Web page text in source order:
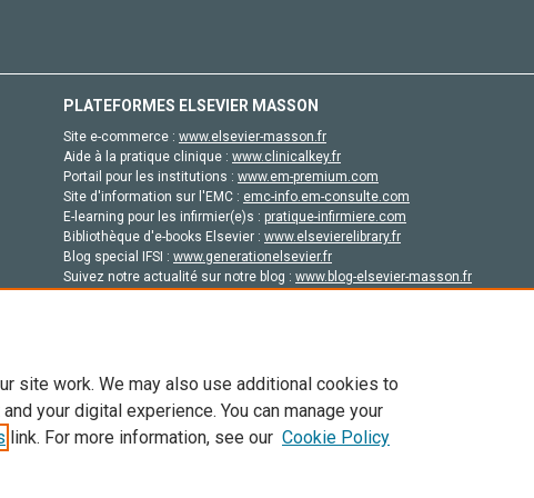
PLATEFORMES ELSEVIER MASSON
Site e-commerce : www.elsevier-masson.fr
Aide à la pratique clinique : www.clinicalkey.fr
Portail pour les institutions : www.em-premium.com
Site d'information sur l'EMC : emc-info.em-consulte.com
E-learning pour les infirmier(e)s : pratique-infirmiere.com
Bibliothèque d'e-books Elsevier : www.elsevierelibrary.fr
Blog special IFSI : www.generationelsevier.fr
Suivez notre actualité sur notre blog : www.blog-elsevier-masson.fr
Elsevier, ses concédants de licence et ses contributeurs. Tout les droits sont réservés,
similaires. Pour tout contenu en libre accès, les conditions de licence
site work. We may also use additional cookies to
your digital experience. You can manage your
link. For more information, see our Cookie Policy